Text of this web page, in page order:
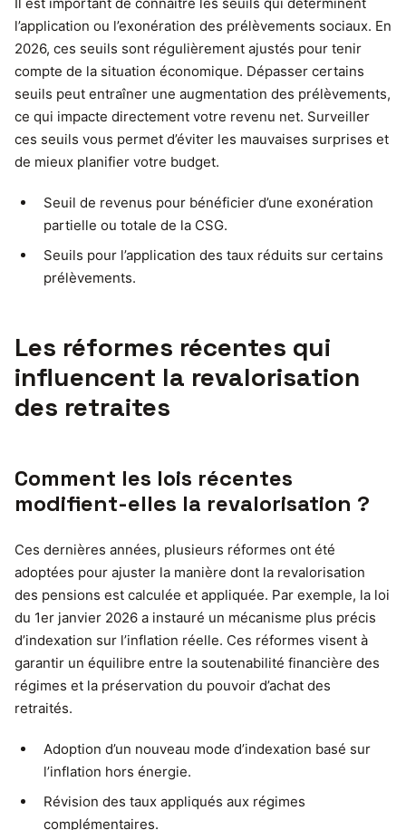
l’application ou l’exonération des prélèvements sociaux. En
2026, ces seuils sont régulièrement ajustés pour tenir
compte de la situation économique. Dépasser certains
seuils peut entraîner une augmentation des prélèvements,
ce qui impacte directement votre revenu net. Surveiller
ces seuils vous permet d’éviter les mauvaises surprises et
de mieux planifier votre budget.
Seuil de revenus pour bénéficier d’une exonération
partielle ou totale de la CSG.
Seuils pour l’application des taux réduits sur certains
prélèvements.
Les réformes récentes qui
influencent la revalorisation
des retraites
Comment les lois récentes
modifient-elles la revalorisation ?
Ces dernières années, plusieurs réformes ont été
adoptées pour ajuster la manière dont la revalorisation
des pensions est calculée et appliquée. Par exemple, la loi
du 1er janvier 2026 a instauré un mécanisme plus précis
d’indexation sur l’inflation réelle. Ces réformes visent à
garantir un équilibre entre la soutenabilité financière des
régimes et la préservation du pouvoir d’achat des
retraités.
Adoption d’un nouveau mode d’indexation basé sur
l’inflation hors énergie.
Révision des taux appliqués aux régimes
complémentaires.